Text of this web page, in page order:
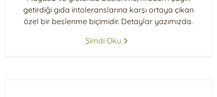
getirdiği gıda intoleranslarına karşı ortaya çıkan
özel bir beslenme biçimidir. Detaylar yazımızda.
Şimdi Oku